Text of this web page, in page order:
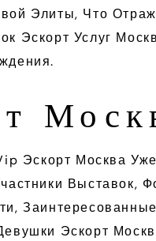
Элиты, Что
Эскорт Услуг
Эскорт Москва
Эскорт